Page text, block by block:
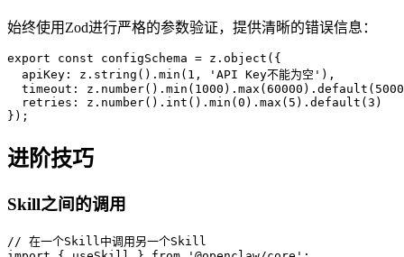
始终使用Zod进行严格的参数验证，提供清晰的错误信息：
export const configSchema = z.object({
  apiKey: z.string().min(1, 'API Key不能为空'),
timeout:
  retries: z.number().int().min(0).max(5).default(3)
});
进阶技巧
Skill之间的调用
// 在一个Skill中调用另一个Skill